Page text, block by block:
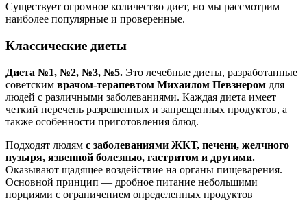
Существует огромное количество диет, но мы рассмотрим
наиболее популярные и проверенные.
Классические диеты
Диета №1, №2, №3, №5. Это лечебные диеты, разработанные
советским врачом-терапевтом Михаилом Певзнером для
людей с различными заболеваниями. Каждая диета имеет
четкий перечень разрешенных и запрещенных продуктов, а
также особенности приготовления блюд.
Подходят людям с заболеваниями ЖКТ, печени, желчного
пузыря, язвенной болезнью, гастритом и другими.
Оказывают щадящее воздействие на органы пищеварения.
Основной принцип — дробное питание небольшими
порциями с ограничением определенных продуктов